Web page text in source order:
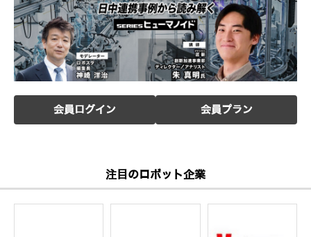
会員ログイン 会員プラン
注目のロボット企業